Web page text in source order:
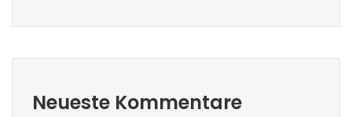
Neueste Kommentare